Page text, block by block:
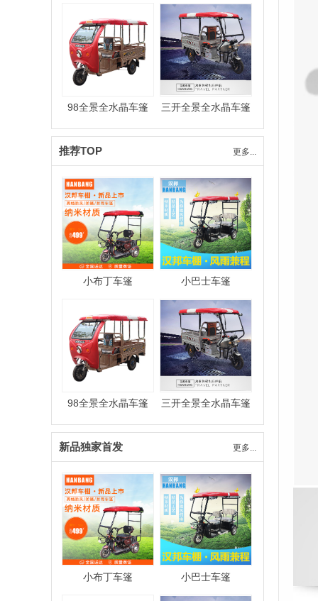
98全景全水晶车篷 三开全景全水晶车篷
推荐TOP 更多...
小布丁车篷 小巴士车篷
98全景全水晶车篷 三开全景全水晶车篷
新品独家首发 更多...
小布丁车篷 小巴士车篷